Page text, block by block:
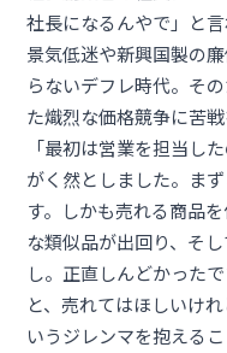
社長になるんやで」と
景気低迷や新興国製の
らないデフレ時代。そ
た熾烈な価格競争に苦戦
「最初は営業を担当し
がく然としました。ま
す。しかも売れる商品
な類似品が出回り、そ
し。正直しんどかったで
と、売れてはほしいけ
いうジレンマを抱える